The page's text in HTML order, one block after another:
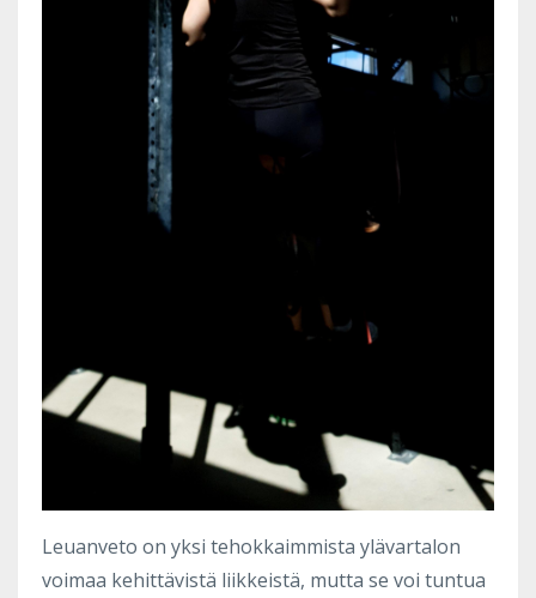
Leuanveto on yksi tehokkaimmista ylävartalon
voimaa kehittävistä liikkeistä, mutta se voi tuntua